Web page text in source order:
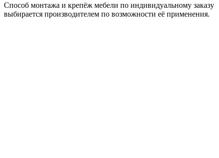
Способ монтажа и крепёж мебели по индивидуальному заказу
выбирается производителем по возможности её применения.